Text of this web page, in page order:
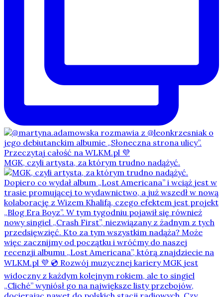
MGK, czyli artysta, za którym trudno nadążyć.